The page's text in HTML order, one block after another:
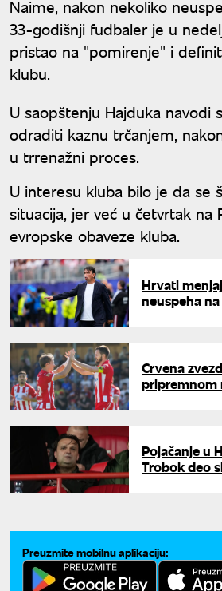
Naime, nakon nekoliko
33-godišnji fudbaler je u
pristao na "pomirenje" i
klubu.
U saopštenju Hajduka navodi
odraditi kaznu trčanjem,
u trrenažni proces.
U interesu kluba bilo je da se
situacija, jer već u četvrtak na
evropske obaveze kluba.
Hrvati
neuspeha
Crvena
pripremnom
Pojačanje u
Trobok deo
Preuzmite mobilnu aplikaciju: